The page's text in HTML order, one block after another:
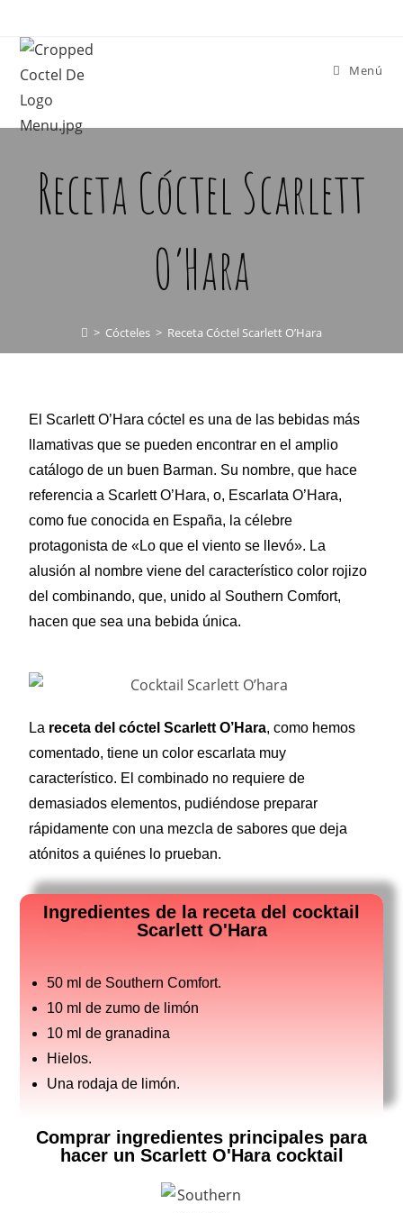
Menú
Receta Cóctel Scarlett
O’Hara
> Cócteles > Receta Cóctel Scarlett O’Hara
El Scarlett O’Hara cóctel es una de las bebidas más
llamativas que se pueden encontrar en el amplio
catálogo de un buen Barman. Su nombre, que hace
referencia a Scarlett O’Hara, o, Escarlata O’Hara,
como fue conocida en España, la célebre
protagonista de «Lo que el viento se llevó». La
alusión al nombre viene del característico color rojizo
del combinando, que, unido al Southern Comfort,
hacen que sea una bebida única.
La receta del cóctel Scarlett O’Hara, como hemos
comentado, tiene un color escarlata muy
característico. El combinado no requiere de
demasiados elementos, pudiéndose preparar
rápidamente con una mezcla de sabores que deja
atónitos a quiénes lo prueban.
Ingredientes de la receta del cocktail
Scarlett O'Hara
50 ml de Southern Comfort.
10 ml de zumo de limón
10 ml de granadina
Hielos.
Una rodaja de limón.
Comprar ingredientes principales para
hacer un Scarlett O'Hara cocktail